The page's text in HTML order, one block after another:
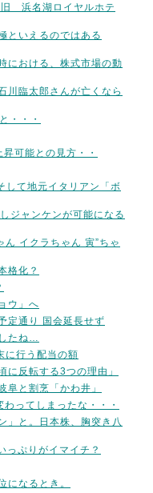
浜名湖ロイヤルホテ
といえるのではある
における、株式市場の動
川臨太郎さんが亡くなら
・・・
可能との見方・・
て地元イタリアン「ボ
ジャンケンが可能になる
イクラちゃん 寅”ちゃ
格化？
ウ」へ
定通り 国会延長せず
たね…
に行う配当の額
に反転する3つの理由」
と割烹「かわ井」
ってしまったな・・・
」と。日本株、胸突き八
っぷりがイマイチ？
になるとき。